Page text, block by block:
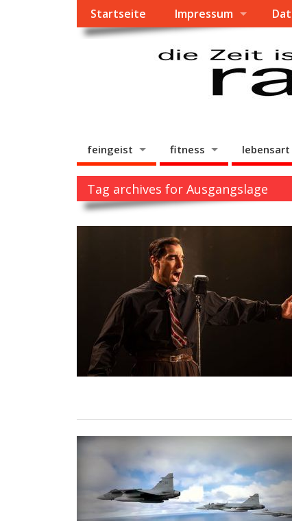
Startseite Impressum
feingeist fitness lebensart
Tag archives for Ausgangslage